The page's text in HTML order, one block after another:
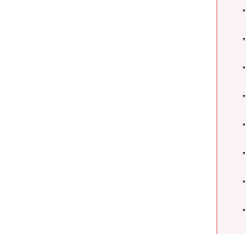
·
·
·
·
·
·
·
·